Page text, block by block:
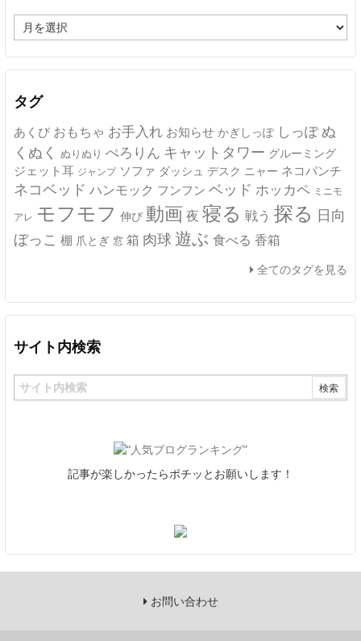
ー
カ
イ
タグ
あくび おもちゃ お手入れ お知らせ かぎしっぽ しっぽ ぬ
くぬく ぬりぬり ぺろりん キャットタワー グルーミング
ジェット耳 ジャンプ ソファ ダッシュ デスク ニャー ネコパンチ
ネコベッド ハンモック フンフン ベッド ホッカペ ミニモ
アレ モフモフ 伸び 動画 夜 寝る 戦う 探る 日向
ぼっこ 棚 爪とぎ 窓 箱 肉球 遊ぶ 食べる 香箱
全てのタグを見る
サイト内検索
記事が楽しかったらポチッとお願いします！
お問い合わせ